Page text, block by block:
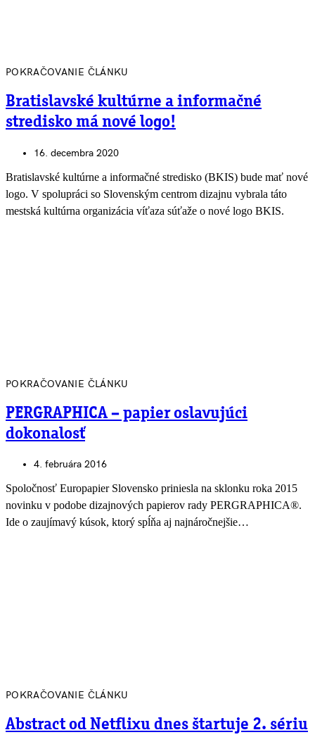
POKRAČOVANIE ČLÁNKU
Bratislavské kultúrne a informačné
stredisko má nové logo!
16. decembra 2020
Bratislavské kultúrne a informačné stredisko (BKIS) bude mať nové
logo. V spolupráci so Slovenským centrom dizajnu vybrala táto
mestská kultúrna organizácia víťaza súťaže o nové logo BKIS.
POKRAČOVANIE ČLÁNKU
PERGRAPHICA – papier oslavujúci
dokonalosť
4. februára 2016
Spoločnosť Europapier Slovensko priniesla na sklonku roka 2015
novinku v podobe dizajnových papierov rady PERGRAPHICA®.
Ide o zaujímavý kúsok, ktorý spĺňa aj najnáročnejšie…
POKRAČOVANIE ČLÁNKU
Abstract od Netflixu dnes štartuje 2. sériu